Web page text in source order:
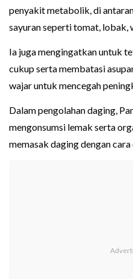
penyakit metabolik, di
sayuran seperti tomat, lobak,
Ia juga mengingatkan untuk
cukup serta membatasi
wajar untuk mencegah
Dalam pengolahan daging,
mengonsumsi lemak serta
memasak daging dengan